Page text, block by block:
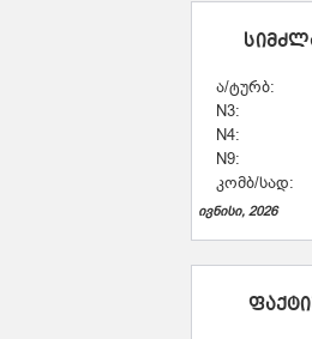
ა/ტურბ:
N3:
N4:
N9:
კომბ/სად:
ივნისი, 2026